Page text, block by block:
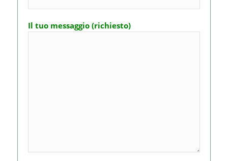
Il tuo messaggio (richiesto)